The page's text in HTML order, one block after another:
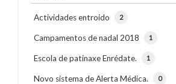
Actividades entroido 2
Campamentos de nadal 2018 1
Escola de patinaxe Enrédate. 1
Novo sistema de Alerta Médica. 0